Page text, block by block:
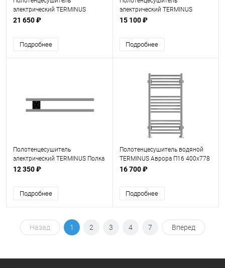
электрический TERMINUS
Евромикс Квадро П 8 500х850
21 650 ₽
Подробнее
электрический TERMINUS
Виктория П 9 500х950
15 100 ₽
Подробнее
Полотенцесушитель
электрический TERMINUS Полка
Электро П2 проф 500х90
12 350 ₽
Подробнее
Полотенцесушитель водяной
TERMINUS Аврора П16 400х778
16 700 ₽
Подробнее
Назад 1 2 3 4 7 Вперед